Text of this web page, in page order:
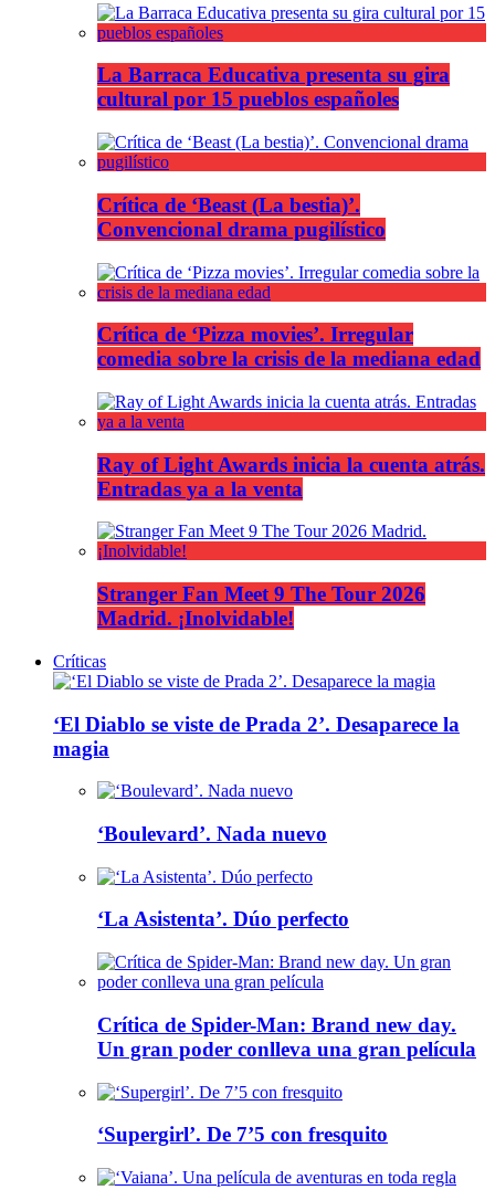
La Barraca Educativa presenta su gira
cultural por 15 pueblos españoles
Crítica de ‘Beast (La bestia)’.
Convencional drama pugilístico
Crítica de ‘Pizza movies’. Irregular
comedia sobre la crisis de la mediana edad
Ray of Light Awards inicia la cuenta atrás.
Entradas ya a la venta
Stranger Fan Meet 9 The Tour 2026
Madrid. ¡Inolvidable!
Críticas
‘El Diablo se viste de Prada 2’. Desaparece la
magia
‘Boulevard’. Nada nuevo
‘La Asistenta’. Dúo perfecto
Crítica de Spider-Man: Brand new day.
Un gran poder conlleva una gran película
‘Supergirl’. De 7’5 con fresquito